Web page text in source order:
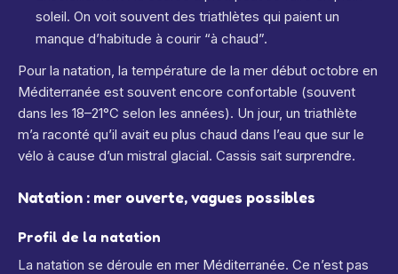
soleil. On voit souvent des triathlètes qui paient un
manque d’habitude à courir “à chaud”.
Pour la natation, la température de la mer début octobre en
Méditerranée est souvent encore confortable (souvent
dans les 18–21°C selon les années). Un jour, un triathlète
m’a raconté qu’il avait eu plus chaud dans l’eau que sur le
vélo à cause d’un mistral glacial. Cassis sait surprendre.
Natation : mer ouverte, vagues possibles
Profil de la natation
La natation se déroule en mer Méditerranée. Ce n’est pas